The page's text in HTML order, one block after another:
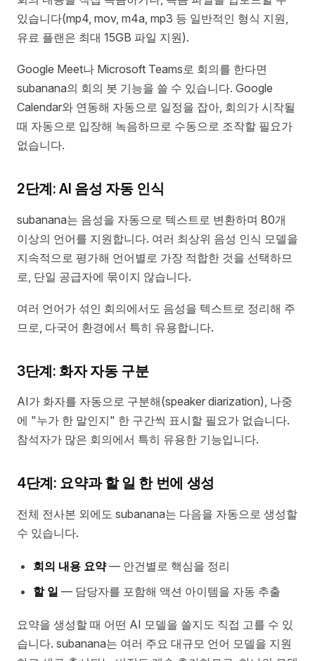
있습니다(mp4, mov, m4a, mp3 등 일반적인 형식 지원,
유료 플랜은 최대 15GB 파일 지원).
Google Meet나 Microsoft Teams로 회의를 한다면
subanana의 회의 봇 기능을 쓸 수 있습니다. Google
Calendar와 연동해 자동으로 일정을 잡아, 회의가 시작될
때 자동으로 입장해 녹음하므로 수동으로 조작할 필요가
없습니다.
2단계: AI 음성 자동 인식
subanana는 음성을 자동으로 텍스트로 변환하며 80개
이상의 언어를 지원합니다. 여러 최상위 음성 인식 모델을
지속적으로 평가해 언어별로 가장 적합한 것을 선택하므
로, 단일 공급자에 묶이지 않습니다.
여러 언어가 섞인 회의에서도 음성을 텍스트로 정리해 주
므로, 다국어 환경에서 특히 유용합니다.
3단계: 화자 자동 구분
AI가 화자를 자동으로 구분해(speaker diarization), 나중
에 "누가 한 말인지" 한 구간씩 표시할 필요가 없습니다.
참석자가 많은 회의에서 특히 유용한 기능입니다.
4단계: 요약과 할 일 한 번에 생성
전체 전사본 외에도 subanana는 다음을 자동으로 생성할
수 있습니다.
회의 내용 요약— 안건별로 핵심을 정리
할 일 — 담당자를 포함해 액션 아이템을 자동 추출
요약을 생성할 때 어떤 AI 모델을 쓸지도 직접 고를 수 있
습니다. subanana는 여러 주요 대규모 언어 모델을 지원